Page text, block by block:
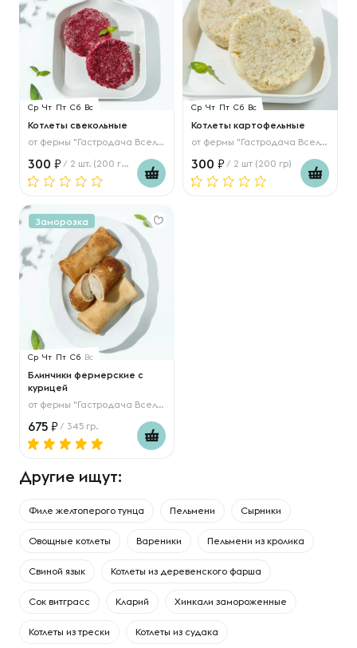
Ср Чт Пт Сб Вс
Котлеты свекольные
от фермы "Гастродача Вселуг"
300 / 2 шт. (200 гр.)
Ср Чт Пт Сб Вс
Котлеты картофельные
от фермы "Гастродача Вселуг"
300 / 2 шт (200 гр)
Заморозка
Ср Чт Пт Сб Вс
Блинчики фермерские с
курицей
от фермы "Гастродача Вселуг"
675 / 345 гр.
Другие ищут:
Филе желтоперого тунца Пельмени Сырники
Овощные котлеты Вареники Пельмени из кролика
Свиной язык Котлеты из деревенского фарша
Сок витграсс Кларий Хинкали замороженные
Котлеты из трески Котлеты из судака